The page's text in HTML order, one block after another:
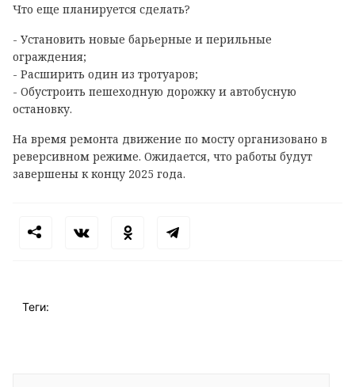
Что еще планируется сделать?
- Установить новые барьерные и перильные
ограждения;
- Расширить один из тротуаров;
- Обустроить пешеходную дорожку и автобусную
остановку.
На время ремонта движение по мосту организовано в
реверсивном режиме. Ожидается, что работы будут
завершены к концу 2025 года.
Теги: